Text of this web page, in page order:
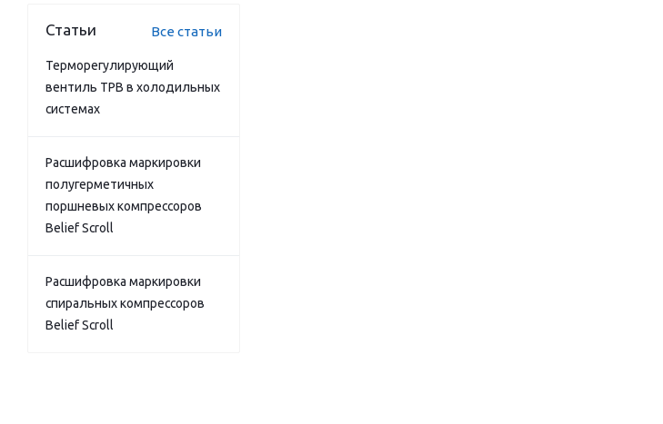
Статьи Все статьи
Терморегулирующий
вентиль ТРВ в холодильных
системах
Расшифровка маркировки
полугерметичных
поршневых компрессоров
Belief Scroll
Расшифровка маркировки
спиральных компрессоров
Belief Scroll